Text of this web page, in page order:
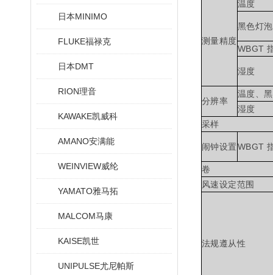
日本MINIMO
FLUKE福禄克
日本DMT
RION理音
KAWAKE凯威科
AMANO安满能
WEINVIEW威纶
YAMATO雅马拓
MALCOM马康
KAISE凯世
UNIPULSE尤尼帕斯
测量精度
温度
黑色灯
WBGT
湿度
分辨率
温度、
湿度
采样
闹钟设置WBGT
卷
风速设定范围
法规遵从性